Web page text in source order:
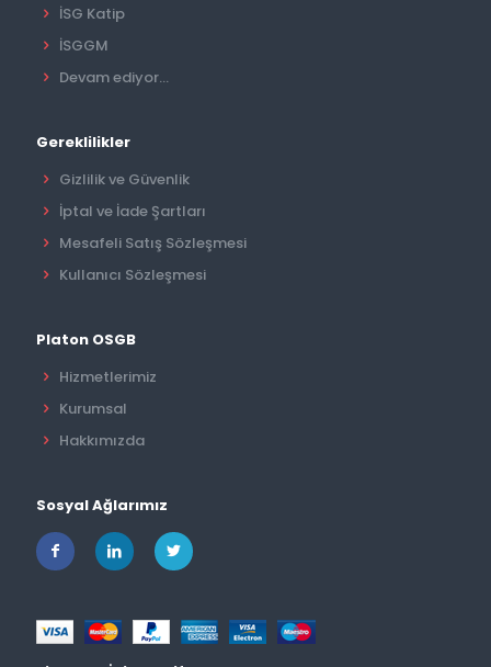
İSG Katip
İSGGM
Devam ediyor...
Gereklilikler
Gizlilik ve Güvenlik
İptal ve İade Şartları
Mesafeli Satış Sözleşmesi
Kullanıcı Sözleşmesi
Platon OSGB
Hizmetlerimiz
Kurumsal
Hakkımızda
Sosyal Ağlarımız